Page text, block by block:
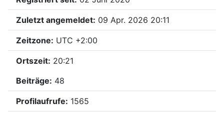
Zuletzt angemeldet: 09 Apr. 2026 20:11
Zeitzone: UTC +2:00
Ortszeit: 20:21
Beiträge: 48
Profilaufrufe: 1565